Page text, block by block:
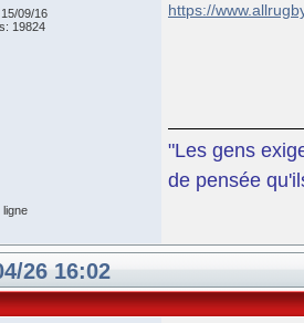
09/16
19824
https://
"Les gens
de pensée
ligne
26 16:02